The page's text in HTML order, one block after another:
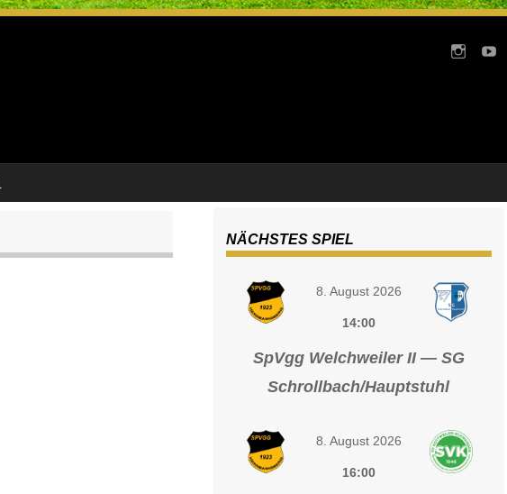
NÄCHSTES SPIEL
8. August 2026
14:00
SpVgg Welchweiler II — SG
Schrollbach/Hauptstuhl
8. August 2026
16:00